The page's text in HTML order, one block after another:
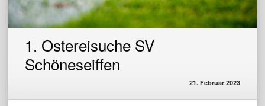
1. Ostereisuche SV
Schöneseiffen
21. Februar 2023